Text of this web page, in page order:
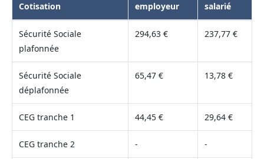
Cotisation
employeur
salarié
Sécurité Sociale
plafonnée
294,63 € 237,77 €
Sécurité Sociale
déplafonnée
65,47 € 13,78 €
CEG tranche 1 44,45 € 29,64 €
CEG tranche 2 - -